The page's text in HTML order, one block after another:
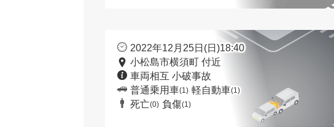
2022年12月25日(日)18:40
小松島市横須町 付近
車両相互 小破事故
普通乗用車(1) 軽自動車(1)
死亡(0) 負傷(1)